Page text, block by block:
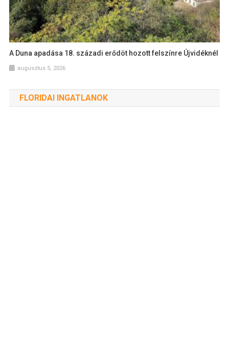
A Duna apadása 18. századi erődöt hozott felszínre Újvidéknél
augusztus 5, 2026
FLORIDAI INGATLANOK